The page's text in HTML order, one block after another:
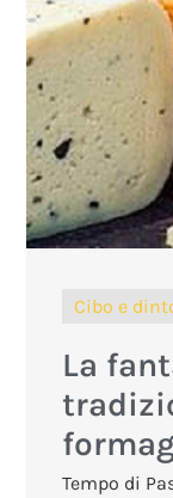
Cibo e
La
Tempo di